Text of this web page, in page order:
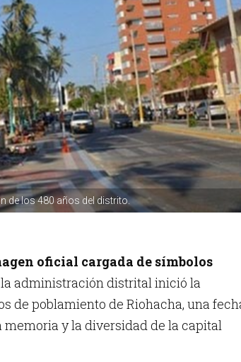
de los 480 años del distrito.
oficial cargada de símbolos
la administración distrital inició la
de poblamiento de Riohacha, una
y la diversidad de la capital